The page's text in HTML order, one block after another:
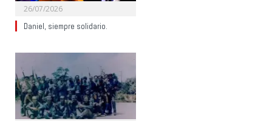
26/07/2026
Daniel, siempre solidario.